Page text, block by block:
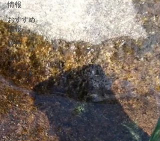
情報
おすすめ
情報
観光
旅行
ホテル朝
食
宿泊
ビジネス
ホテル
お土産